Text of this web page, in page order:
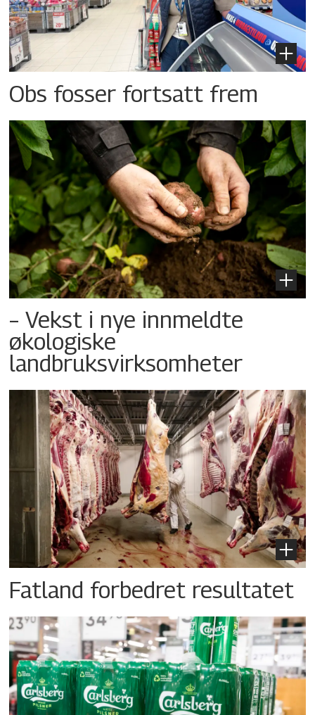
Obs fosser fortsatt frem
– Vekst i nye innmeldte
økologiske
landbruksvirksomheter
Fatland forbedret resultatet